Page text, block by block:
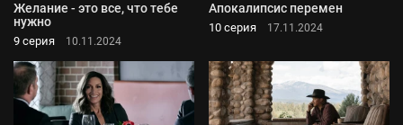
Желание - это все, что тебе
нужно
9 серия 10.11.2024
Апокалипсис перемен
10 серия 17.11.2024